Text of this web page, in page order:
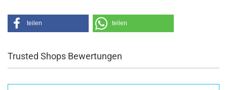
teilen teilen
Trusted Shops Bewertungen